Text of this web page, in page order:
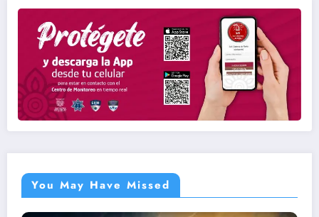
You May Have Missed